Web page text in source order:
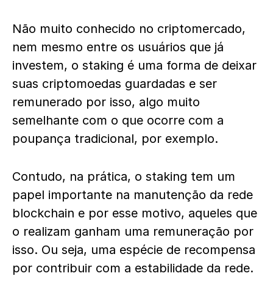
Não muito conhecido no criptomercado,
nem mesmo entre os usuários que já
investem, o staking é uma forma de deixar
suas criptomoedas guardadas e ser
remunerado por isso, algo muito
semelhante com o que ocorre com a
poupança tradicional, por exemplo.
Contudo, na prática, o staking tem um
papel importante na manutenção da rede
blockchain e por esse motivo, aqueles que
o realizam ganham uma remuneração por
isso. Ou seja, uma espécie de recompensa
por contribuir com a estabilidade da rede.